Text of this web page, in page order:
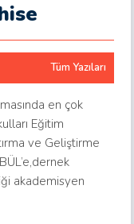
Tüm Yazıları
en çok
Eğitim
ve Geliştirme
akademisyen